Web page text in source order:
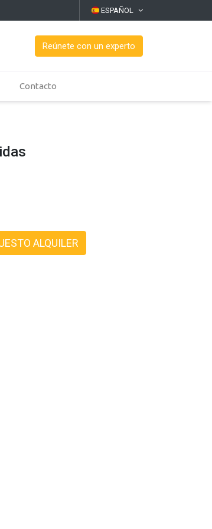
ESPAÑOL
Reúnete con un experto
Contacto
ALQUILER